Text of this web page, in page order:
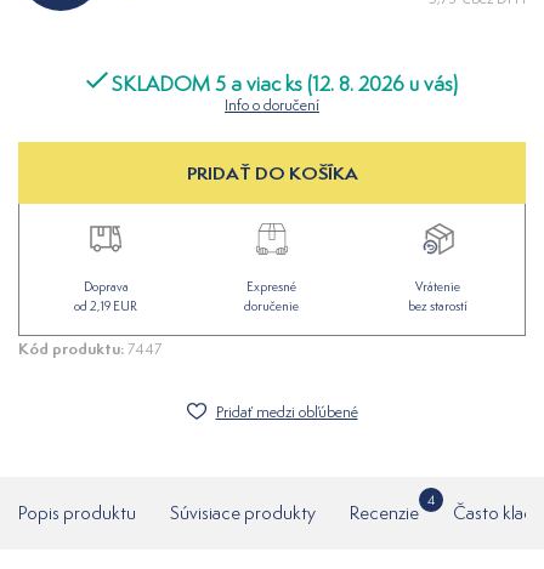
SKLADOM 5 a viac ks (12. 8. 2026 u vás)
Info o doručení
PRIDAŤ DO KOŠÍKA
Doprava
od 2,19 EUR
Expresné
doručenie
Vrátenie
bez starostí
Kód produktu:7447
Pridať medzi obľúbené
Popis produktu Súvisiace produkty Recenzie
4
Často